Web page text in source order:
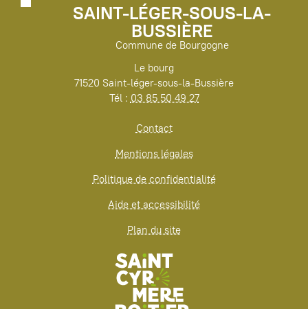
SAINT-LÉGER-SOUS-LA-
BUSSIÈRE
Commune de Bourgogne
Le bourg
71520 Saint-léger-sous-la-Bussière
Tél : 03 85 50 49 27
Contact
Mentions légales
Politique de confidentialité
Aide et accessibilité
Plan du site